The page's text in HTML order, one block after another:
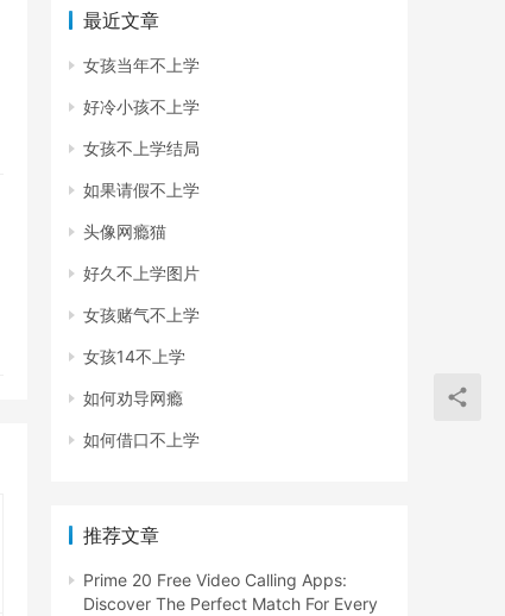
最近文章
女孩当年不上学
好冷小孩不上学
女孩不上学结局
如果请假不上学
头像网瘾猫
好久不上学图片
女孩赌气不上学
女孩14不上学
如何劝导网瘾
如何借口不上学
推荐文章
Prime 20 Free Video Calling Apps:
Discover The Perfect Match For Every